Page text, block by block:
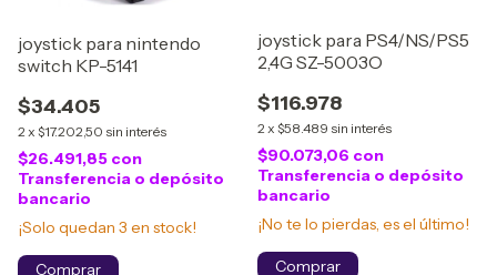
joystick para nintendo
switch KP-5141
$34.405
2 x $17.202,50 sin interés
$26.491,85 con
Transferencia o depósito
bancario
¡Solo quedan 3 en stock!
joystick para PS4/NS/PS5
2,4G SZ-5003O
$116.978
2 x $58.489 sin interés
$90.073,06 con
Transferencia o depósito
bancario
¡No te lo pierdas, es el último!